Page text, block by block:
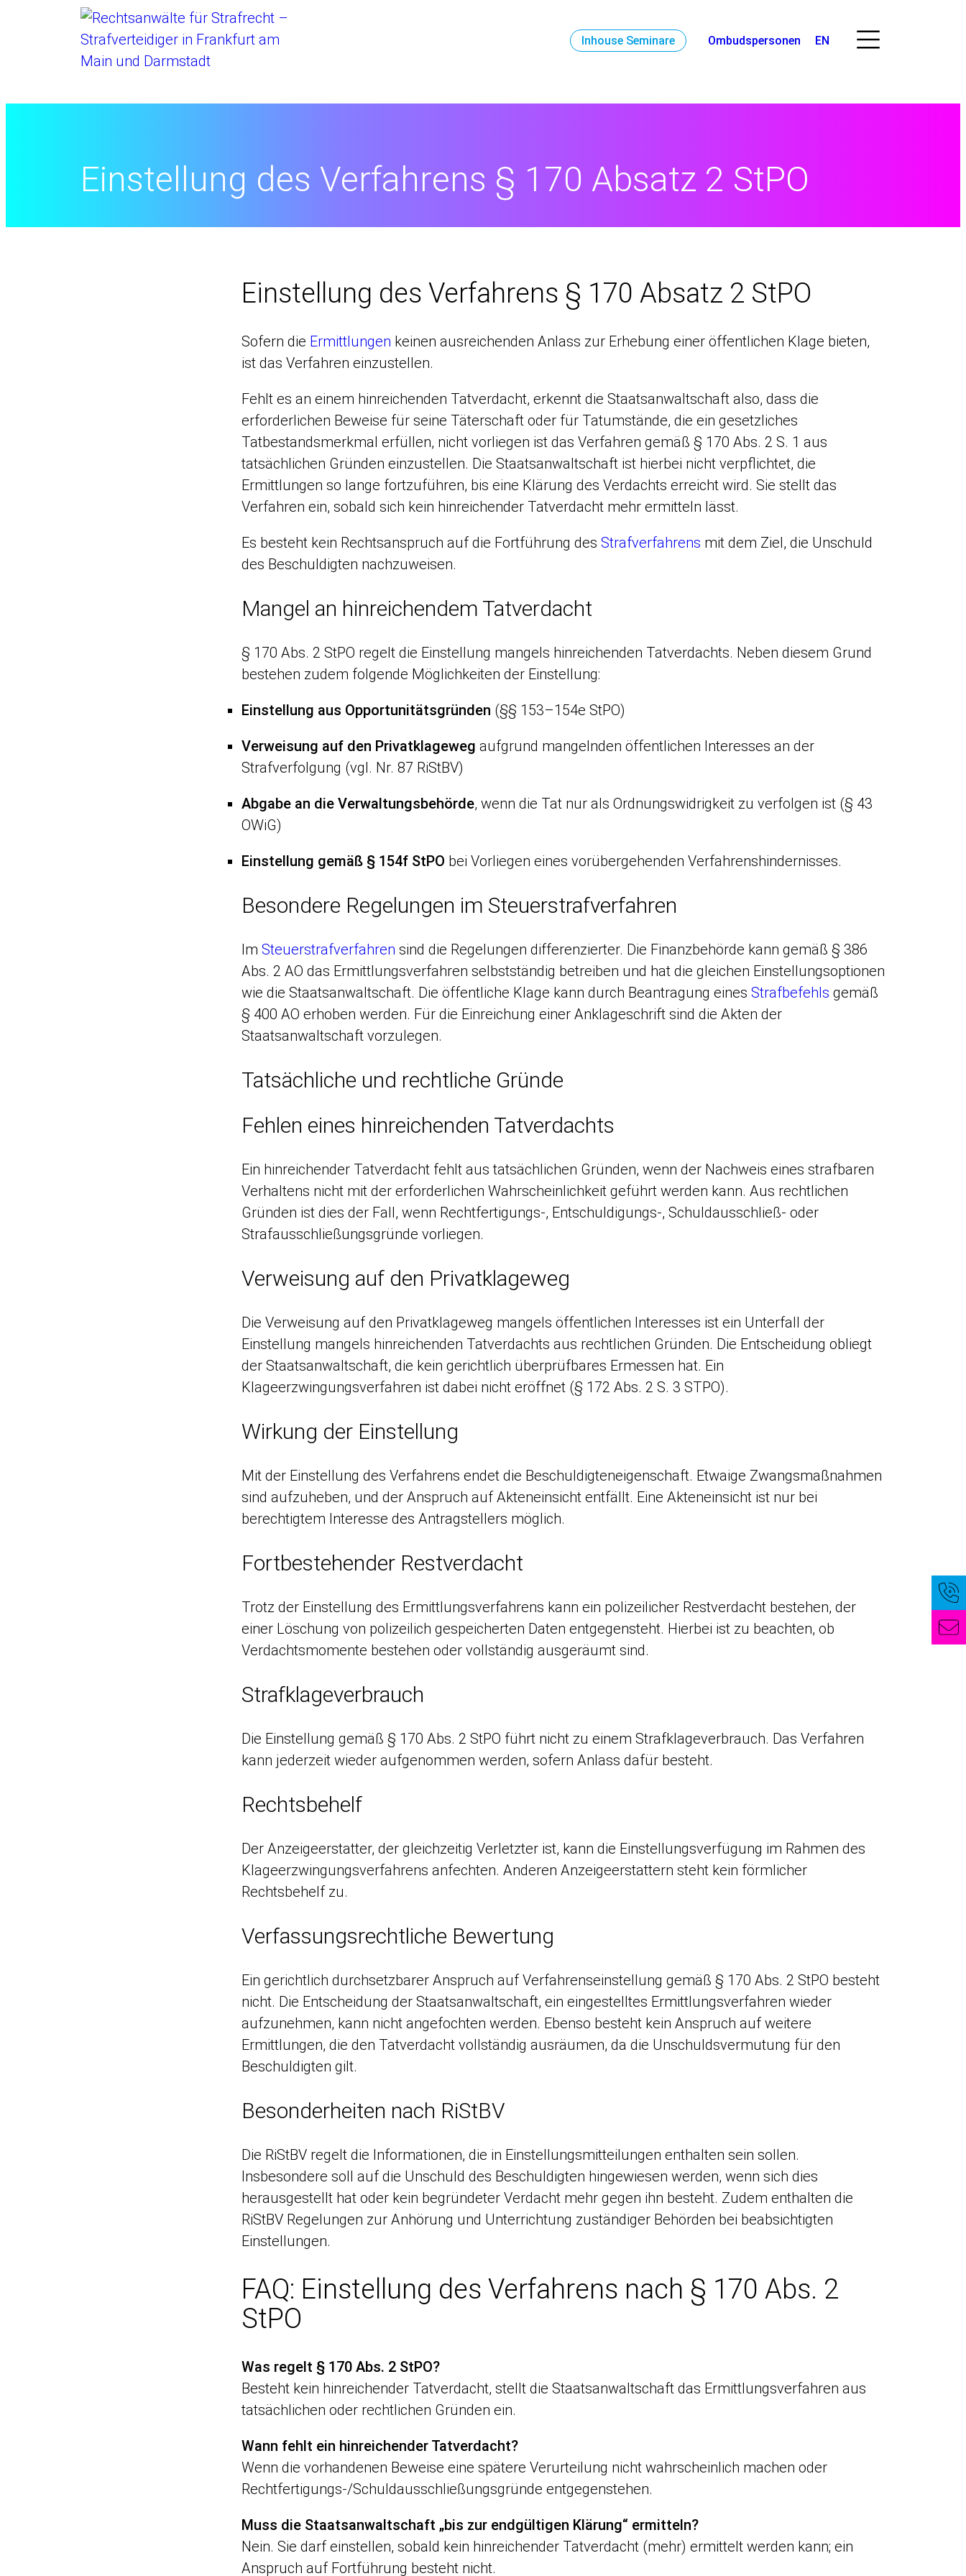
Inhouse Seminare Ombudspersonen
EN
Startseite// Rechtslexikon
Einstellung des Verfahrens § 170 Absatz 2 StPO
Einstellung des Verfahrens § 170 Absatz 2 StPO
Sofern die Ermittlungen keinen ausreichenden Anlass zur Erhebung einer öffentlichen Klage bieten,
ist das Verfahren einzustellen.
Fehlt es an einem hinreichenden Tatverdacht, erkennt die Staatsanwaltschaft also, dass die
erforderlichen Beweise für seine Täterschaft oder für Tatumstände, die ein gesetzliches
Tatbestandsmerkmal erfüllen, nicht vorliegen ist das Verfahren gemäß § 170 Abs. 2 S. 1 aus
tatsächlichen Gründen einzustellen. Die Staatsanwaltschaft ist hierbei nicht verpflichtet, die
Ermittlungen so lange fortzuführen, bis eine Klärung des Verdachts erreicht wird. Sie stellt das
Verfahren ein, sobald sich kein hinreichender Tatverdacht mehr ermitteln lässt.
Es besteht kein Rechtsanspruch auf die Fortführung des Strafverfahrens mit dem Ziel, die Unschuld
des Beschuldigten nachzuweisen.
Mangel an hinreichendem Tatverdacht
§ 170 Abs. 2 StPO regelt die Einstellung mangels hinreichenden Tatverdachts. Neben diesem Grund
bestehen zudem folgende Möglichkeiten der Einstellung:
Einstellung aus Opportunitätsgründen (§§ 153–154e StPO)
Verweisung auf den Privatklageweg aufgrund mangelnden öffentlichen Interesses an der
Strafverfolgung (vgl. Nr. 87 RiStBV)
Abgabe an die Verwaltungsbehörde, wenn die Tat nur als Ordnungswidrigkeit zu verfolgen ist (§ 43
OWiG)
Einstellung gemäß § 154f StPO bei Vorliegen eines vorübergehenden Verfahrenshindernisses.
Besondere Regelungen im Steuerstrafverfahren
Im Steuerstrafverfahren sind die Regelungen differenzierter. Die Finanzbehörde kann gemäß § 386
Abs. 2 AO das Ermittlungsverfahren selbstständig betreiben und hat die gleichen Einstellungsoptionen
wie die Staatsanwaltschaft. Die öffentliche Klage kann durch Beantragung eines Strafbefehls gemäß
§ 400 AO erhoben werden. Für die Einreichung einer Anklageschrift sind die Akten der
Staatsanwaltschaft vorzulegen.
Tatsächliche und rechtliche Gründe
Fehlen eines hinreichenden Tatverdachts
Ein hinreichender Tatverdacht fehlt aus tatsächlichen Gründen, wenn der Nachweis eines strafbaren
Verhaltens nicht mit der erforderlichen Wahrscheinlichkeit geführt werden kann. Aus rechtlichen
Gründen ist dies der Fall, wenn Rechtfertigungs-, Entschuldigungs-, Schuldausschließ- oder
Strafausschließungsgründe vorliegen.
Verweisung auf den Privatklageweg
Die Verweisung auf den Privatklageweg mangels öffentlichen Interesses ist ein Unterfall der
Einstellung mangels hinreichenden Tatverdachts aus rechtlichen Gründen. Die Entscheidung obliegt
der Staatsanwaltschaft, die kein gerichtlich überprüfbares Ermessen hat. Ein
Klageerzwingungsverfahren ist dabei nicht eröffnet (§ 172 Abs. 2 S. 3 STPO).
Wirkung der Einstellung
Mit der Einstellung des Verfahrens endet die Beschuldigteneigenschaft. Etwaige Zwangsmaßnahmen
sind aufzuheben, und der Anspruch auf Akteneinsicht entfällt. Eine Akteneinsicht ist nur bei
berechtigtem Interesse des Antragstellers möglich.
Fortbestehender Restverdacht
Trotz der Einstellung des Ermittlungsverfahrens kann ein polizeilicher Restverdacht bestehen, der
einer Löschung von polizeilich gespeicherten Daten entgegensteht. Hierbei ist zu beachten, ob
Verdachtsmomente bestehen oder vollständig ausgeräumt sind.
Strafklageverbrauch
Die Einstellung gemäß § 170 Abs. 2 StPO führt nicht zu einem Strafklageverbrauch. Das Verfahren
kann jederzeit wieder aufgenommen werden, sofern Anlass dafür besteht.
Rechtsbehelf
Der Anzeigeerstatter, der gleichzeitig Verletzter ist, kann die Einstellungsverfügung im Rahmen des
Klageerzwingungsverfahrens anfechten. Anderen Anzeigeerstattern steht kein förmlicher
Rechtsbehelf zu.
Verfassungsrechtliche Bewertung
Ein gerichtlich durchsetzbarer Anspruch auf Verfahrenseinstellung gemäß § 170 Abs. 2 StPO besteht
nicht. Die Entscheidung der Staatsanwaltschaft, ein eingestelltes Ermittlungsverfahren wieder
aufzunehmen, kann nicht angefochten werden. Ebenso besteht kein Anspruch auf weitere
Ermittlungen, die den Tatverdacht vollständig ausräumen, da die Unschuldsvermutung für den
Beschuldigten gilt.
Besonderheiten nach RiStBV
Die RiStBV regelt die Informationen, die in Einstellungsmitteilungen enthalten sein sollen.
Insbesondere soll auf die Unschuld des Beschuldigten hingewiesen werden, wenn sich dies
herausgestellt hat oder kein begründeter Verdacht mehr gegen ihn besteht. Zudem enthalten die
RiStBV Regelungen zur Anhörung und Unterrichtung zuständiger Behörden bei beabsichtigten
Einstellungen.
FAQ: Einstellung des Verfahrens nach § 170 Abs. 2
StPO
Was regelt § 170 Abs. 2 StPO?
Besteht kein hinreichender Tatverdacht, stellt die Staatsanwaltschaft das Ermittlungsverfahren aus
tatsächlichen oder rechtlichen Gründen ein.
Wann fehlt ein hinreichender Tatverdacht?
Wenn die vorhandenen Beweise eine spätere Verurteilung nicht wahrscheinlich machen oder
Rechtfertigungs-/Schuldausschließungsgründe entgegenstehen.
Muss die Staatsanwaltschaft „bis zur endgültigen Klärung“ ermitteln?
Nein. Sie darf einstellen, sobald kein hinreichender Tatverdacht (mehr) ermittelt werden kann; ein
Anspruch auf Fortführung besteht nicht.